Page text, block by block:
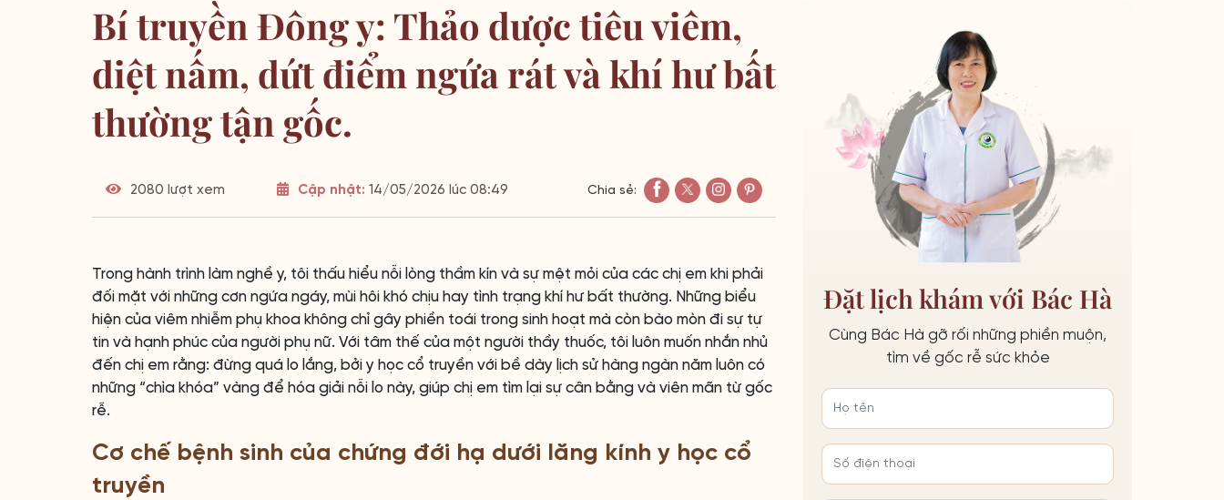
Bí truyền Đông y: Thảo dược tiêu viêm,
diệt nấm, dứt điểm ngứa rát và khí hư bất
thường tận gốc.
2080 lượt xem Cập nhật: 14/05/2026 lúc 08:49 Chia sẻ:
Trong hành trình làm nghề y, tôi thấu hiểu nỗi lòng thầm kín và sự mệt mỏi của các chị em khi phải
đối mặt với những cơn ngứa ngáy, mùi hôi khó chịu hay tình trạng khí hư bất thường. Những biểu
hiện của viêm nhiễm phụ khoa không chỉ gây phiền toái trong sinh hoạt mà còn bào mòn đi sự tự
tin và hạnh phúc của người phụ nữ. Với tâm thế của một người thầy thuốc, tôi luôn muốn nhắn nhủ
đến chị em rằng: đừng quá lo lắng, bởi y học cổ truyền với bề dày lịch sử hàng ngàn năm luôn có
những “chìa khóa” vàng để hóa giải nỗi lo này, giúp chị em tìm lại sự cân bằng và viên mãn từ gốc
rễ.
Cơ chế bệnh sinh của chứng đới hạ dưới lăng kính y học cổ
truyền
Đặt lịch khám với Bác Hà
Cùng Bác Hà gỡ rối những phiền muộn,
tìm về gốc rễ sức khỏe